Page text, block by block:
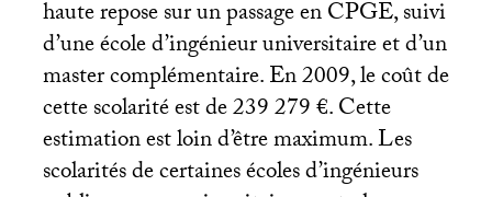
haute repose sur un passage enCPGE, suivi
d’une école d’ingénieur universitaire et d’un
master complémentaire. En 2009, le coût de
cette scolarité est de 239 279 €. Cette
estimation est loin d’être maximum. Les
scolarités de certaines écoles d’ingénieurs